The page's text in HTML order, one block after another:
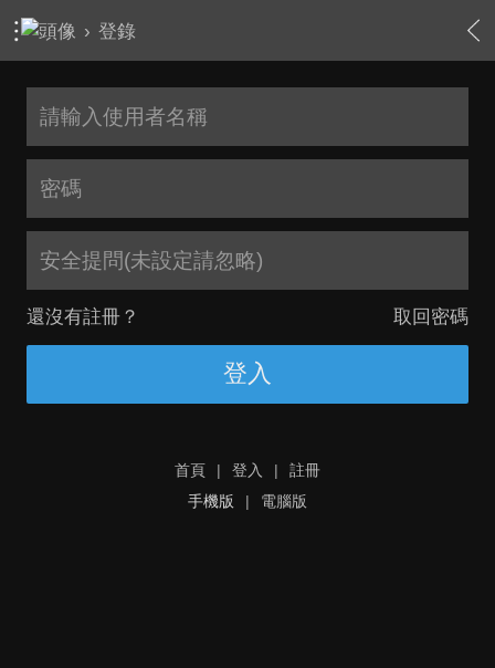
› 登錄
安全提問(未設定請忽略)
還沒有註冊？ 取回密碼
登入
首頁 | 登入 |
註冊
手機版
| 電腦版